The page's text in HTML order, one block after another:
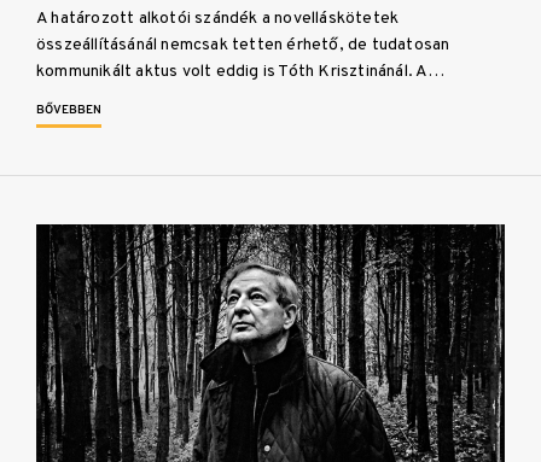
A határozott alkotói szándék a novelláskötetek
összeállításánál nemcsak tetten érhető, de tudatosan
kommunikált aktus volt eddig is Tóth Krisztinánál. A…
BŐVEBBEN